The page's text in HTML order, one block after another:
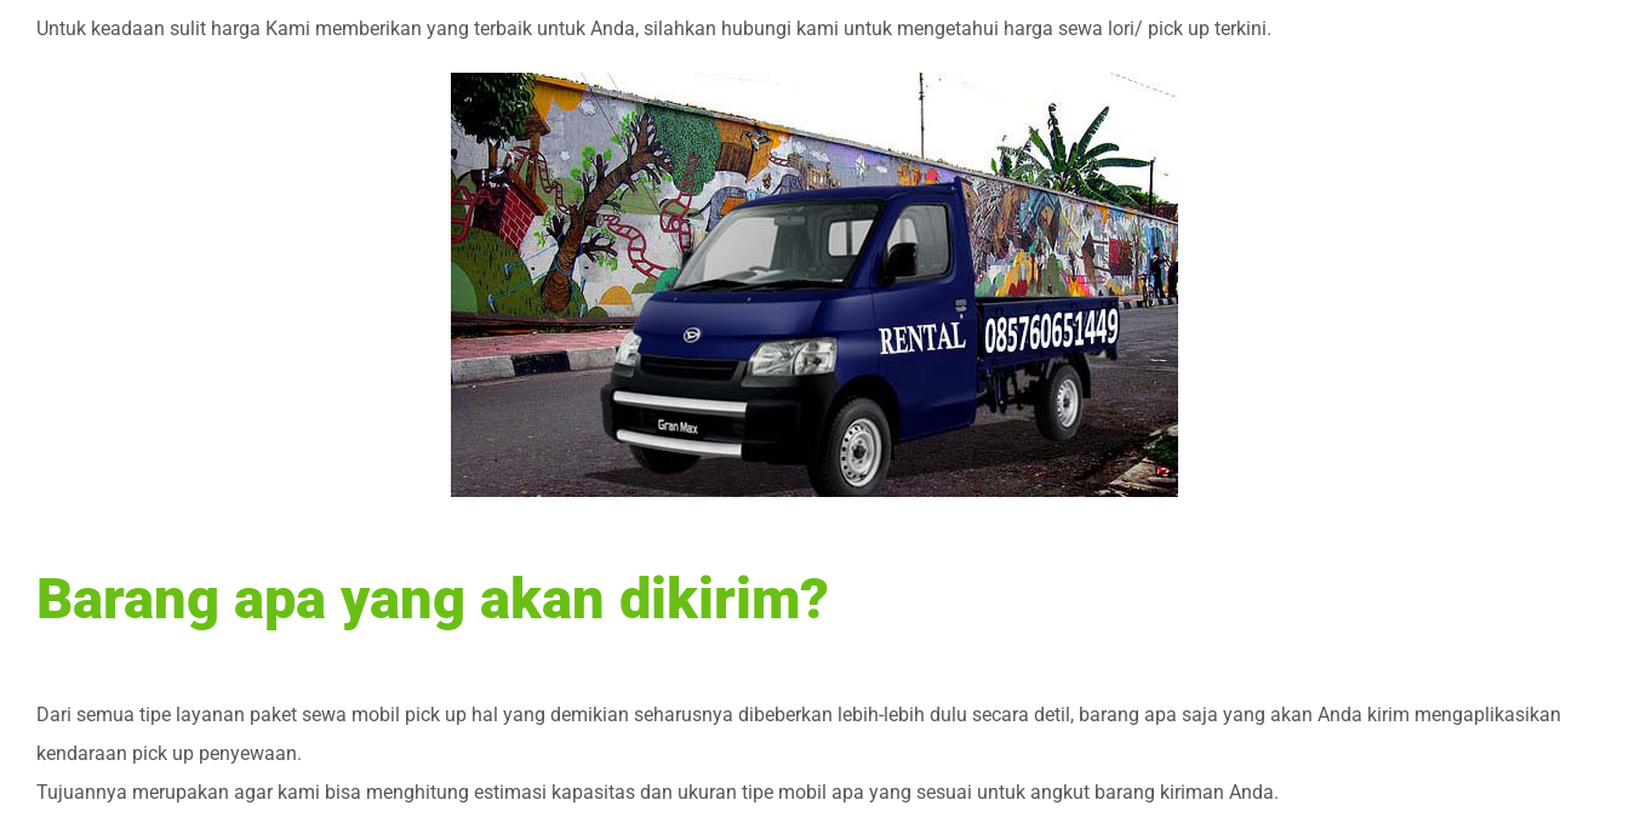
Untuk keadaan sulit harga Kami memberikan yang terbaik untuk Anda, silahkan hubungi kami untuk mengetahui harga sewa lori/ pick up terkini.
Barang apa yang akan dikirim?
Dari semua tipe layanan paket sewa mobil pick up hal yang demikian seharusnya dibeberkan lebih-lebih dulu secara detil, barang apa saja yang akan Anda kirim mengaplikasikan
kendaraan pick up penyewaan.
Tujuannya merupakan agar kami bisa menghitung estimasi kapasitas dan ukuran tipe mobil apa yang sesuai untuk angkut barang kiriman Anda.